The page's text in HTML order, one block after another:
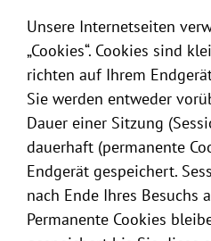
Unsere Internetseiten
„Cookies“. Cookies sind
richten auf Ihrem
Sie werden entweder
Dauer einer Sitzung
dauerhaft (permanente
Endgerät gespeichert.
nach Ende Ihres Besuchs
Permanente Cookies